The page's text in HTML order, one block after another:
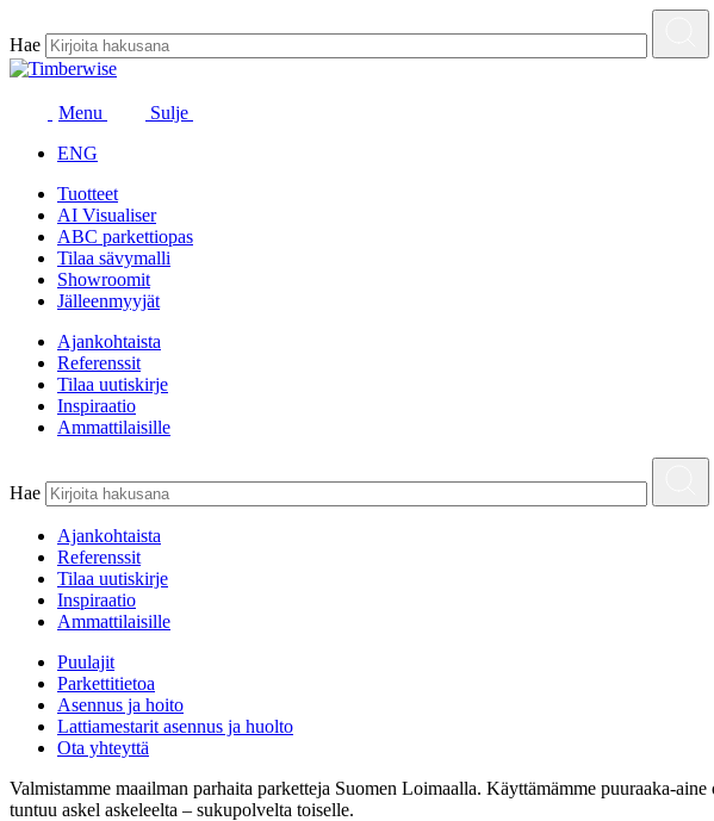
sisältöön
Hae
Menu
Sulje
ENG
Tuotteet
AI Visualiser
ABC parkettiopas
Tilaa sävymalli
Showroomit
Jälleenmyyjät
Ajankohtaista
Referenssit
Tilaa uutiskirje
Inspiraatio
Ammattilaisille
Hae
Ajankohtaista
Referenssit
Tilaa uutiskirje
Inspiraatio
Ammattilaisille
Puulajit
Parkettitietoa
Asennus ja hoito
Lattiamestarit asennus ja huolto
Ota yhteyttä
Valmistamme maailman parhaita parketteja Suomen Loimaalla. Käyttämämme puuraaka-
tuntuu askel askeleelta – sukupolvelta toiselle.